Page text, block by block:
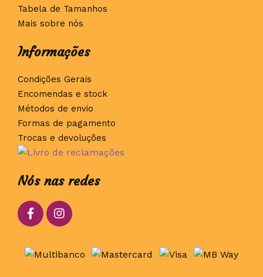
Tabela de Tamanhos
Mais sobre nós
Informações
Condições Gerais
Encomendas e stock
Métodos de envio
Formas de pagamento
Trocas e devoluções
Nós nas redes